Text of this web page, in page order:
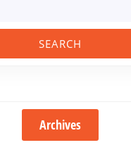
Archives